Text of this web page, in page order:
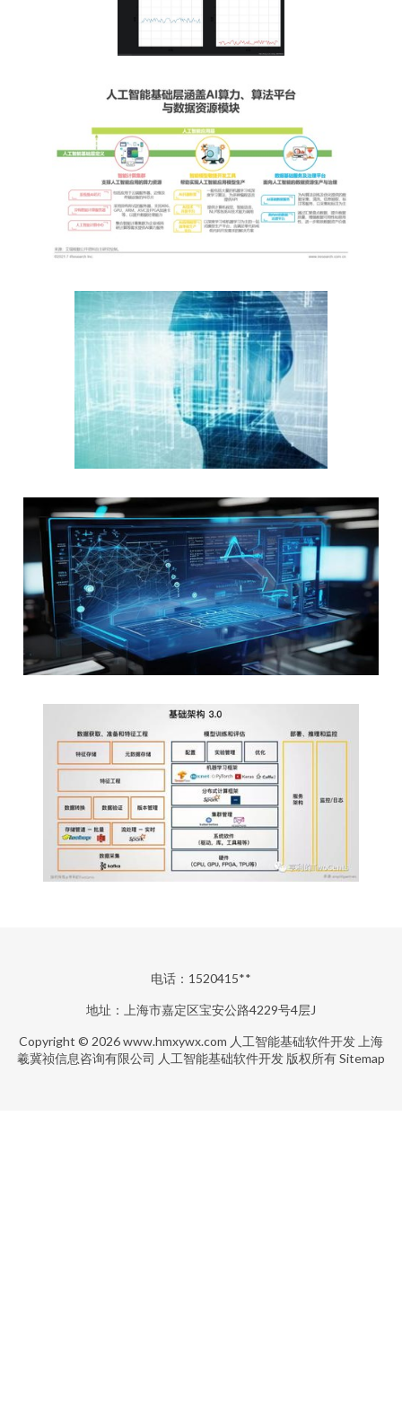
电话：1520415**
地址：上海市嘉定区宝安公路4229号4层J
Copyright © 2026www.hmxywx.com 人工智能基础软件开发 上海
羲冀祯信息咨询有限公司 人工智能基础软件开发 版权所有Sitemap